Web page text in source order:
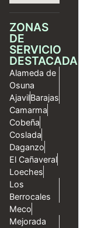
ZONAS
DE
SERVICIO
DESTACADAS
Alameda de
Osuna
AjavilBarajas
Camarma
Cobeña
Coslada
Daganzo
El Cañaveral
Loeches
Los
Berrocales
Meco
Mejorada